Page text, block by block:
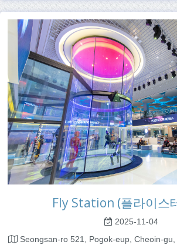
Fly Station (플라이스
2025-11-04
Seongsan-ro 521, Pogok-eup, Cheoin-